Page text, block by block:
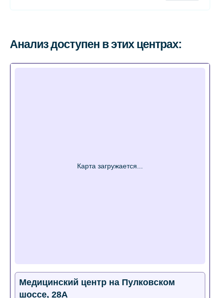
Анализ доступен в этих центрах:
Медицинский центр на Пулковском
шоссе, 28А